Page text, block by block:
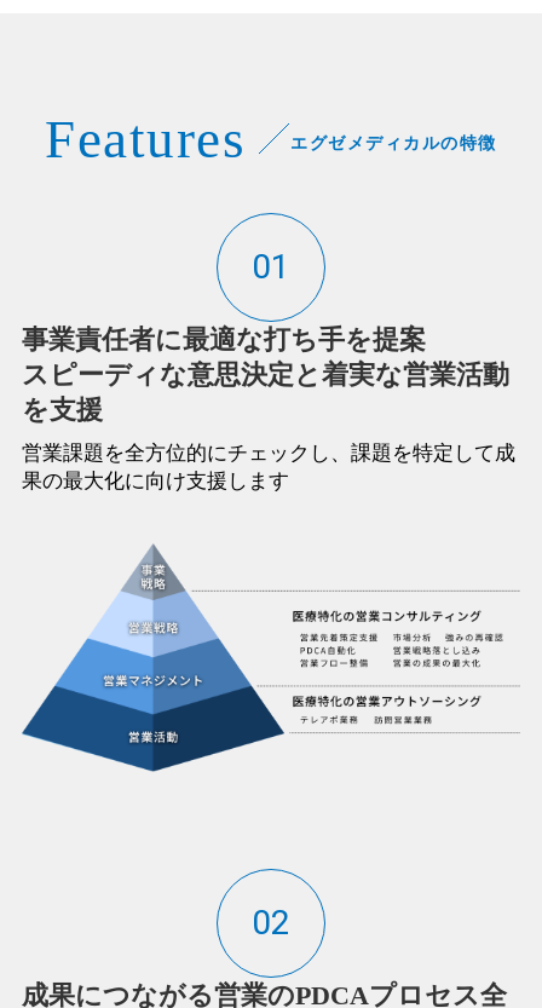
Features エグゼメディカルの特徴
01
事業責任者に最適な打ち手を提案
スピーディな意思決定と着実な営業活動
を支援
営業課題を全方位的にチェックし、課題を特定して成
果の最大化に向け支援します
02
成果につながる営業のPDCAプロセス全